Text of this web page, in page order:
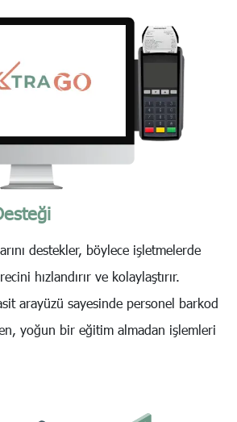
destekler, böylece işletmelerde
hızlandırır ve kolaylaştırır.
arayüzü sayesinde personel barkod
yoğun bir eğitim almadan işlemleri